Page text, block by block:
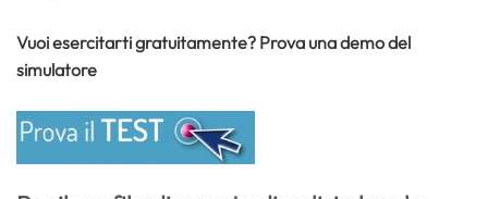
Vuoi esercitarti gratuitamente? Prova una demo del
simulatore